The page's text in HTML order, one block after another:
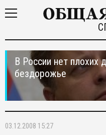
В России нет плохих
бездорожье
03.12.2008 15:27